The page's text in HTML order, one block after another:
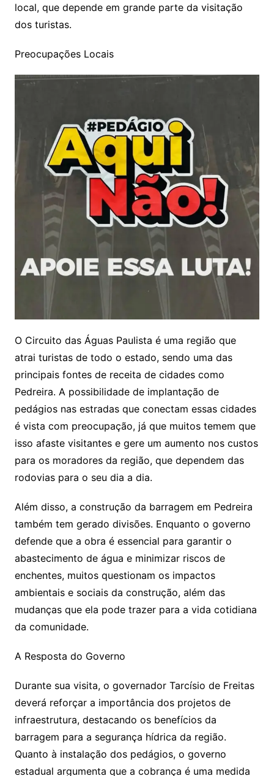
local, que depende em grande parte da visitação
dos turistas.
Preocupações Locais
O Circuito das Águas Paulista é uma região que
atrai turistas de todo o estado, sendo uma das
principais fontes de receita de cidades como
Pedreira. A possibilidade de implantação de
pedágios nas estradas que conectam essas cidades
é vista com preocupação, já que muitos temem que
isso afaste visitantes e gere um aumento nos custos
para os moradores da região, que dependem das
rodovias para o seu dia a dia.
Além disso, a construção da barragem em Pedreira
também tem gerado divisões. Enquanto o governo
defende que a obra é essencial para garantir o
abastecimento de água e minimizar riscos de
enchentes, muitos questionam os impactos
ambientais e sociais da construção, além das
mudanças que ela pode trazer para a vida cotidiana
da comunidade.
A Resposta do Governo
Durante sua visita, o governador Tarcísio de Freitas
deverá reforçar a importância dos projetos de
infraestrutura, destacando os benefícios da
barragem para a segurança hídrica da região.
Quanto à instalação dos pedágios, o governo
estadual argumenta que a cobrança é uma medida